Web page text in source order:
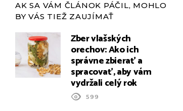
AK SA VÁM ČLÁNOK PÁČIL, MOHLO
BY VÁS TIEŽ ZAUJÍMAŤ
Zber vlašských
orechov: Ako ich
správne zbierať a
spracovať, aby vám
vydržali celý rok
599